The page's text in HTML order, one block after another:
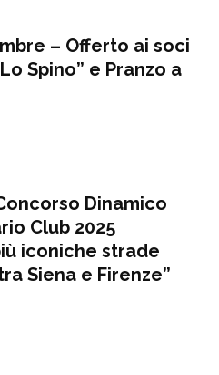
– Offerto ai soci
Spino” e Pranzo a
Dinamico
Club 2025
iconiche strade
Siena e Firenze”